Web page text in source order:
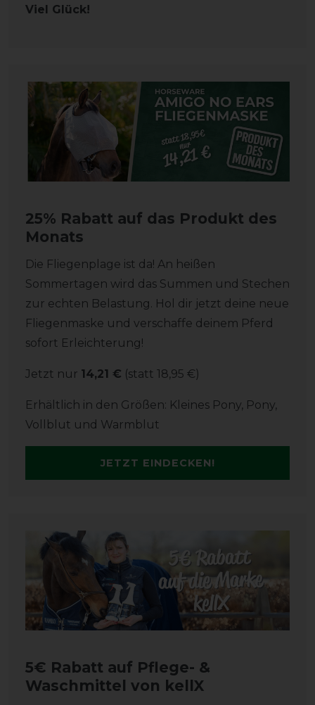
Viel Glück!
25% Rabatt auf das Produkt des
Monats
Die Fliegenplage ist da! An heißen
Sommertagen wird das Summen und Stechen
zur echten Belastung. Hol dir jetzt deine neue
Fliegenmaske und verschaffe deinem Pferd
sofort Erleichterung!
Jetzt nur 14,21 € (statt 18,95 €)
Erhältlich in den Größen: Kleines Pony, Pony,
Vollblut und Warmblut
JETZT EINDECKEN!
5€ Rabatt auf Pflege- &
Waschmittel von kellX